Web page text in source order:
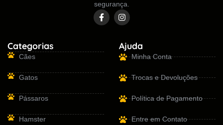
segurança.
Categorias
Cães
Gatos
Pássaros
Hamster
Ajuda
Minha Conta
Trocas e Devoluções
Política de Pagamento
Entre em Contato